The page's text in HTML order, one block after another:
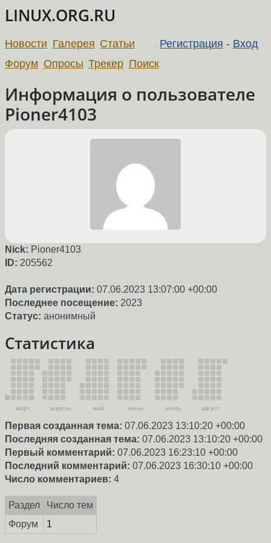
LINUX.ORG.RU
Регистрация - Вход
Новости Галерея Статьи
Форум Опросы Трекер Поиск
Информация о пользователе
Pioner4103
Nick: Pioner4103
ID: 205562
Дата регистрации: 07.06.2023 13:07:00 +00:00
Последнее посещение: 2023
Статус: анонимный
Статистика
март апрель май июнь июль август
Первая созданная тема: 07.06.2023 13:10:20 +00:00
Последняя созданная тема: 07.06.2023 13:10:20 +00:00
Первый комментарий: 07.06.2023 16:23:10 +00:00
Последний комментарий: 07.06.2023 16:30:10 +00:00
Число комментариев: 4
Раздел
Число тем
Форум
1